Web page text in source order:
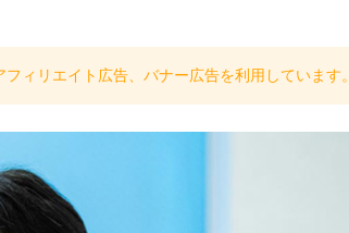
ィリエイト広告、バナー広告を利用しています。